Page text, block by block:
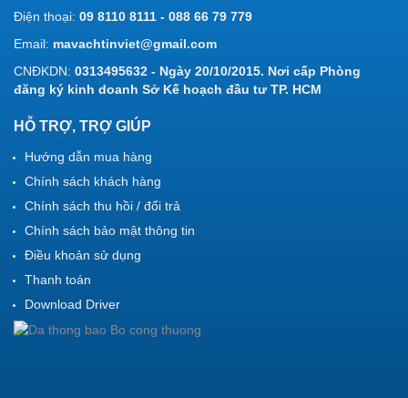
Điện thoại: 09 8110 8111 - 088 66 79 779
Email: mavachtinviet@gmail.com
CNĐKDN: 0313495632 - Ngày 20/10/2015. Nơi cấp Phòng
đăng ký kinh doanh Sở Kế hoạch đầu tư TP. HCM
HỖ TRỢ, TRỢ GIÚP
Hướng dẫn mua hàng
Chính sách khách hàng
Chính sách thu hồi / đổi trả
Chính sách bảo mật thông tin
Điều khoản sử dụng
Thanh toán
Download Driver